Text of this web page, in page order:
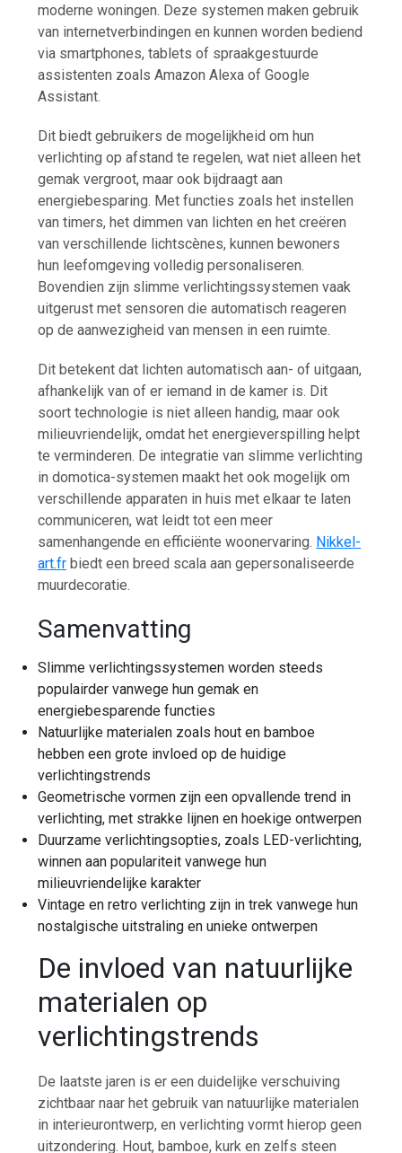
moderne woningen. Deze systemen maken gebruik
van internetverbindingen en kunnen worden bediend
via smartphones, tablets of spraakgestuurde
assistenten zoals Amazon Alexa of Google
Assistant.
Dit biedt gebruikers de mogelijkheid om hun
verlichting op afstand te regelen, wat niet alleen het
gemak vergroot, maar ook bijdraagt aan
energiebesparing. Met functies zoals het instellen
van timers, het dimmen van lichten en het creëren
van verschillende lichtscènes, kunnen bewoners
hun leefomgeving volledig personaliseren.
Bovendien zijn slimme verlichtingssystemen vaak
uitgerust met sensoren die automatisch reageren
op de aanwezigheid van mensen in een ruimte.
Dit betekent dat lichten automatisch aan- of uitgaan,
afhankelijk van of er iemand in de kamer is. Dit
soort technologie is niet alleen handig, maar ook
milieuvriendelijk, omdat het energieverspilling helpt
te verminderen. De integratie van slimme verlichting
in domotica-systemen maakt het ook mogelijk om
verschillende apparaten in huis met elkaar te laten
communiceren, wat leidt tot een meer
samenhangende en efficiënte woonervaring. Nikkel-
art.fr biedt een breed scala aan gepersonaliseerde
muurdecoratie.
Samenvatting
Slimme verlichtingssystemen worden steeds
populairder vanwege hun gemak en
energiebesparende functies
Natuurlijke materialen zoals hout en bamboe
hebben een grote invloed op de huidige
verlichtingstrends
Geometrische vormen zijn een opvallende trend in
verlichting, met strakke lijnen en hoekige ontwerpen
Duurzame verlichtingsopties, zoals LED-verlichting,
winnen aan populariteit vanwege hun
milieuvriendelijke karakter
Vintage en retro verlichting zijn in trek vanwege hun
nostalgische uitstraling en unieke ontwerpen
De invloed van natuurlijke
materialen op
verlichtingstrends
De laatste jaren is er een duidelijke verschuiving
zichtbaar naar het gebruik van natuurlijke materialen
in interieurontwerp, en verlichting vormt hierop geen
uitzondering. Hout, bamboe, kurk en zelfs steen